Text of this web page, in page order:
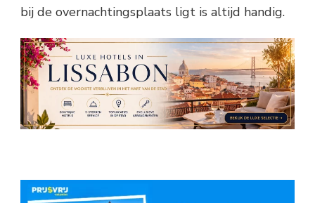
bij de overnachtingsplaats ligt is altijd handig.